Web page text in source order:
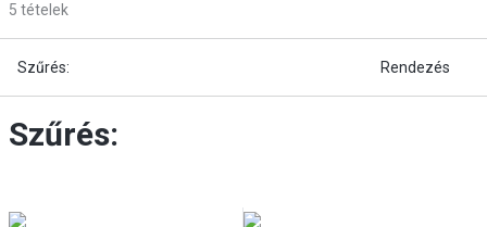
5 tételek
Szűrés: Rendezés
Szűrés: